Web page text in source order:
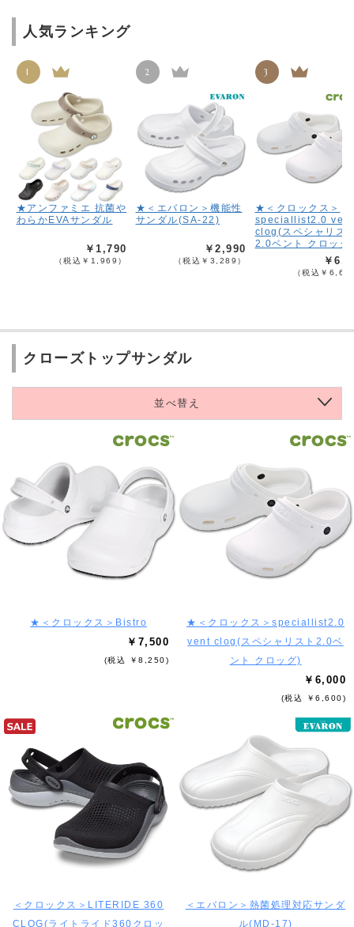
人気ランキング
1
★アンファミエ 抗菌や
わらかEVAサンダル
￥1,790
（税込￥1,969）
2
★＜エバロン＞機能性
サンダル(SA-22)
￥2,990
（税込￥3,289）
3
★＜クロックス＞
speciallist2.0 vent
clog(スペシャリス
2.0ベント クロッグ)
￥
（税込￥
クローズトップサンダル
並べ替え
★＜クロックス＞Bistro
￥7,500
(税込 ￥8,250)
★＜クロックス＞speciallist2.0
vent clog(スペシャリスト2.0ベ
ント クロッグ)
￥6,000
(税込 ￥6,600)
＜クロックス＞LITERIDE 360
CLOG(ライトライド360クロッ
＜エバロン＞熱菌処理対応サンダ
ル(MD-17)